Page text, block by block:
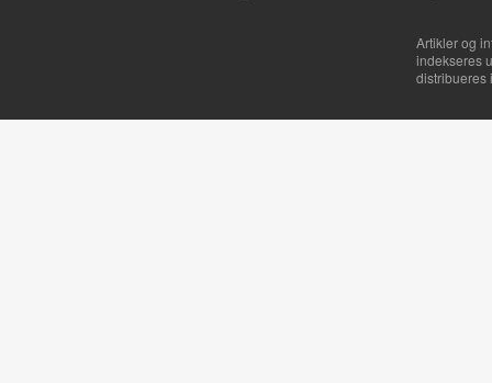
Artikler og
indekseres
distribueres